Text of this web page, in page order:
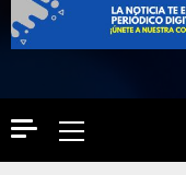
Primary
Menu